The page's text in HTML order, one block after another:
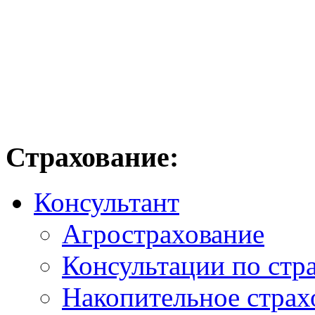
Страхование:
Консультант
Агрострахование
Консультации по
Накопительное